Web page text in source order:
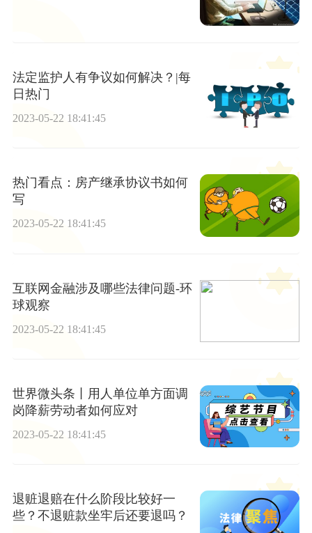
法定监护人有争议如何解决？|每
日热门
2023-05-22 18:41:45
热门看点：房产继承协议书如何
写
2023-05-22 18:41:45
互联网金融涉及哪些法律问题-环
球观察
2023-05-22 18:41:45
世界微头条丨用人单位单方面调
岗降薪劳动者如何应对
2023-05-22 18:41:45
退赃退赔在什么阶段比较好一
些？不退赃款坐牢后还要退吗？